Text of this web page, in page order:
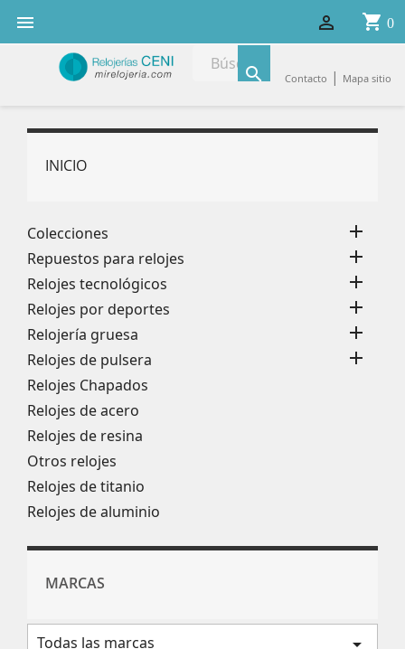
 shopping_cart 0

 Contacto | Mapa sitio
INICIO
Colecciones 
Repuestos para relojes 
Relojes tecnológicos 
Relojes por deportes 
Relojería gruesa 
Relojes de pulsera 
Relojes Chapados
Relojes de acero
Relojes de resina
Otros relojes
Relojes de titanio
Relojes de aluminio
MARCAS
Todas las marcas arrow_drop_down